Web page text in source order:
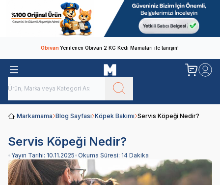
ObivanYenilenen Obivan 2 KG Kedi Mamaları ile tanışın!
Markamama Blog Sayfası Köpek Bakımı Servis Köpeği Nedir?
Servis Köpeği Nedir?
• Yayın Tarihi: 10.11.2025•Okuma Süresi: 14 Dakika